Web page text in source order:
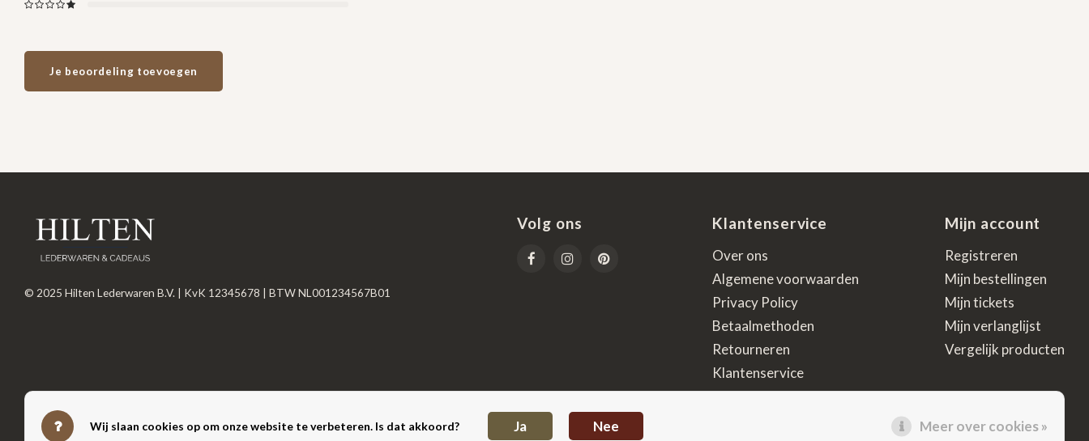
Je beoordeling toevoegen
© 2025 Hilten Lederwaren B.V. | KvK 12345678 | BTW NL001234567B01
Volg ons Klantenservice
Over ons
Algemene voorwaarden
Privacy Policy
Betaalmethoden
Retourneren
Klantenservice
De cadeau specialist
Mijn account
Registreren
Mijn bestellingen
Mijn tickets
Mijn verlanglijst
Vergelijk producten
Wij slaan cookies op om onze website te verbeteren. Is dat akkoord? Ja Nee Meer over cookies »